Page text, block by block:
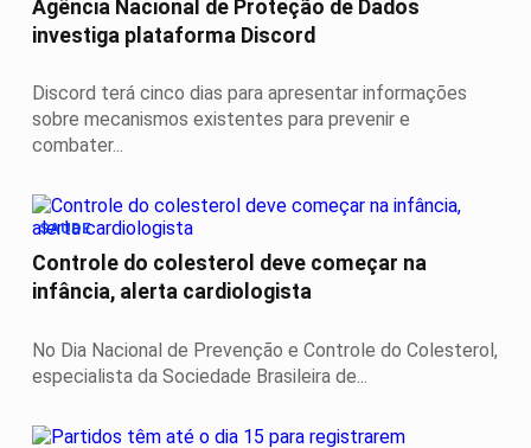
Agência Nacional de Proteção de Dados
investiga plataforma Discord
Discord terá cinco dias para apresentar informações
sobre mecanismos existentes para prevenir e
combater...
SAÚDE
Controle do colesterol deve começar na
infância, alerta cardiologista
No Dia Nacional de Prevenção e Controle do Colesterol,
especialista da Sociedade Brasileira de...